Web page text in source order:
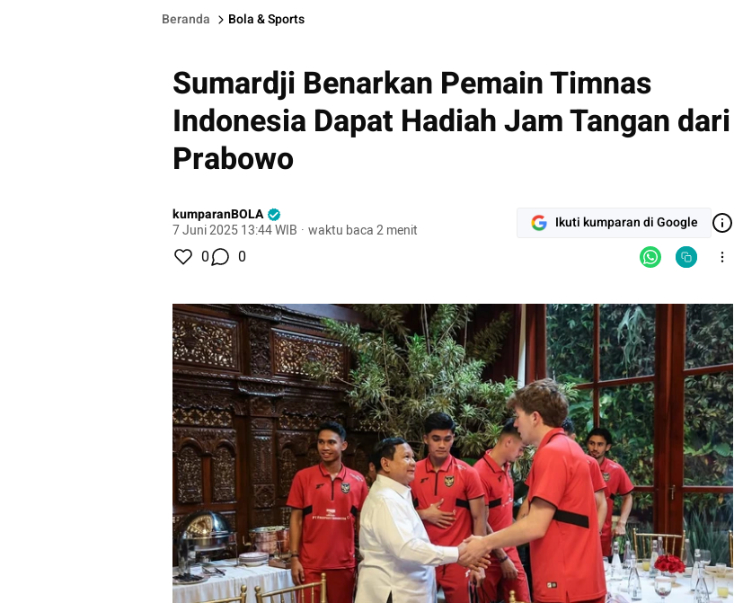
Beranda Bola & Sports
Sumardji Benarkan Pemain Timnas
Indonesia Dapat Hadiah Jam Tangan dari
Prabowo
kumparanBOLA
7 Juni 2025 13:44 WIB · waktu baca 2 menit Ikuti kumparan di Google
0 0